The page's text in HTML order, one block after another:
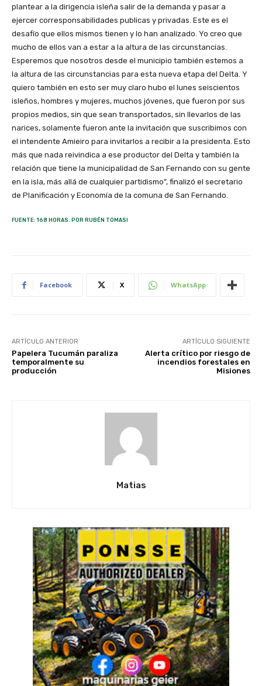
plantear a la dirigencia isleña salir de la demanda y pasar a
ejercer corresponsabilidades publicas y privadas. Este es el
desafío que ellos mismos tienen y lo han analizado. Yo creo que
mucho de ellos van a estar a la altura de las circunstancias.
Esperemos que nosotros desde el municipio también estemos a
la altura de las circunstancias para esta nueva etapa del Delta. Y
quiero también en esto ser muy claro hubo el lunes seiscientos
isleños, hombres y mujeres, muchos jóvenes, que fueron por sus
propios medios, sin que sean transportados, sin llevarlos de las
narices, solamente fueron ante la invitación que suscribimos con
el intendente Amieiro para invitarlos a recibir a la presidenta. Esto
más que nada reivindica a ese productor del Delta y también la
relación que tiene la municipalidad de San Fernando con su gente
en la isla, más allá de cualquier partidismo”, finalizó el secretario
de Planificación y Economía de la comuna de San Fernando.
FUENTE: 168 HORAS. POR RUBÉN TOMASI
Facebook X WhatsApp
ARTÍCULO ANTERIOR
Papelera Tucumán paraliza
temporalmente su
producción
ARTÍCULO SIGUIENTE
Alerta crítico por riesgo de
incendios forestales en
Misiones
Matias